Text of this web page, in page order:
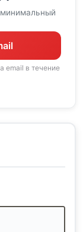
минимальный
email в течение